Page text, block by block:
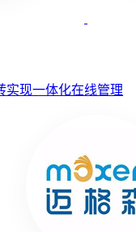
实现一体化在线管理